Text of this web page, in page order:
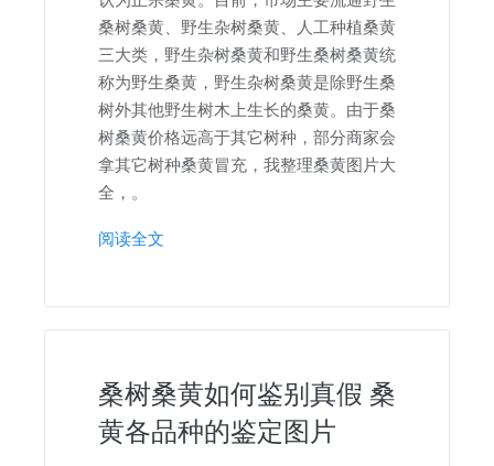
桑树桑黄、野生杂树桑黄、人工种植桑黄
三大类，野生杂树桑黄和野生桑树桑黄统
称为野生桑黄，野生杂树桑黄是除野生桑
树外其他野生树木上生长的桑黄。由于桑
树桑黄价格远高于其它树种，部分商家会
拿其它树种桑黄冒充，我整理桑黄图片大
全，。
阅读全文
桑树桑黄如何鉴别真假 桑
黄各品种的鉴定图片